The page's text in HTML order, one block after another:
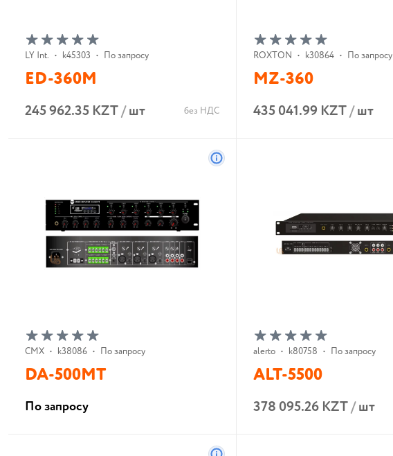
В корзину В корзину
LY Int. • k45303 • По запросу
ED-360M
245 962.35 KZT/шт без НДС
ROXTON • k30864 • По запросу
MZ-360
435 041.99 KZT/шт
В корзину
CMX • k38086 • По запросу
DA-500MT
По запросу
alerto • k80758 • По запросу
ALT-5500
378 095.26 KZT/шт